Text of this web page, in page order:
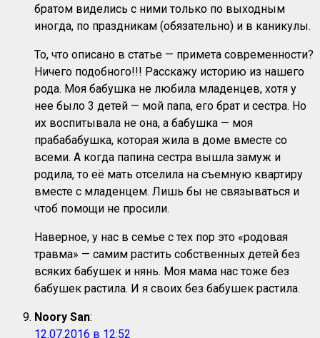
братом виделись с ними только по выходным
иногда, по праздникам (обязательно) и в каникулы.
То, что описано в статье — примета современности?
Ничего подобного!!! Расскажу историю из нашего
рода. Моя бабушка не любила младенцев, хотя у
нее было 3 детей — мой папа, его брат и сестра. Но
их воспитывала не она, а бабушка — моя
прабабабушка, которая жила в доме вместе со
всеми. А когда папина сестра вышла замуж и
родила, то её мать отселила на съемную квартиру
вместе с младенцем. Лишь бы не связываться и
чтоб помощи не просили.
Наверное, у нас в семье с тех пор это «родовая
травма» — самим растить собственных детей без
всяких бабушек и нянь. Моя мама нас тоже без
бабушек растила. И я своих без бабушек растила.
Noory San:
12.07.2016 в 12:52